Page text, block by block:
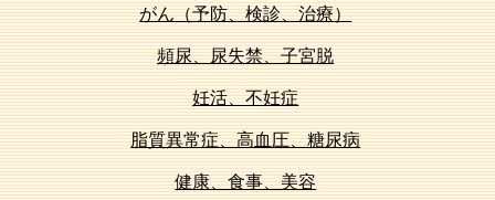
がん（予防、検診、治療）
頻尿、尿失禁、子宮脱
妊活、不妊症
脂質異常症、高血圧、糖尿病
健康、食事、美容